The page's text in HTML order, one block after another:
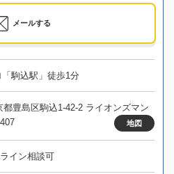
メールする
駒込駅」徒歩1分
都豊島区駒込1-42-2 ライオンズマン
地図
イン相談可